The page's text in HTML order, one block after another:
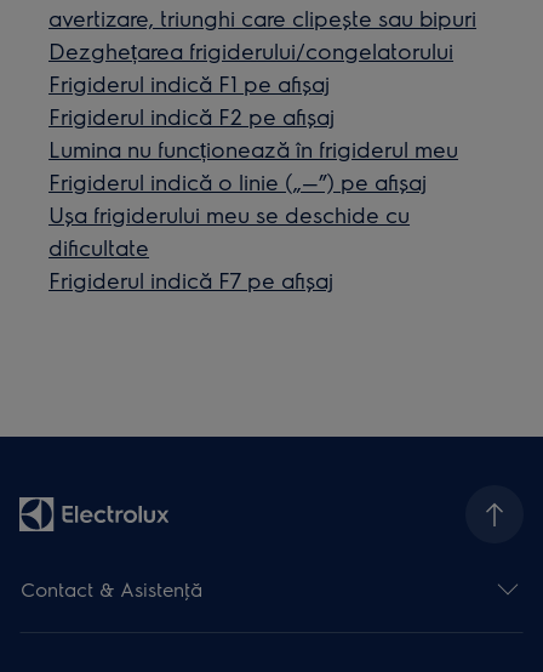
avertizare, triunghi care clipește sau bipuri
Dezghețarea frigiderului/congelatorului
Frigiderul indică F1 pe afișaj
Frigiderul indică F2 pe afișaj
Lumina nu funcționează în frigiderul meu
Frigiderul indică o linie („—”) pe afișaj
Ușa frigiderului meu se deschide cu
dificultate
Frigiderul indică F7 pe afișaj
Contact & Asistenţă